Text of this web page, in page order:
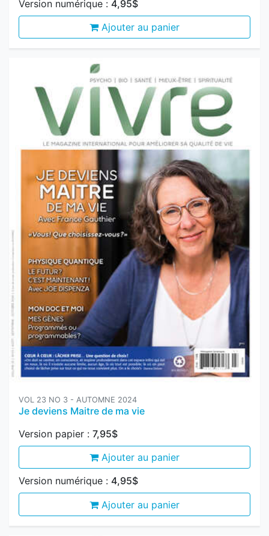
VOL 23 NO 3 - AUTOMNE 2024
Je deviens Maitre de ma vie
Ajouter au panier
Version numérique :4,95$
Ajouter au panier